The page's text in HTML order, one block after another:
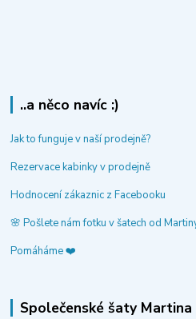
..a něco navíc :)
Jak to funguje v naší prodejně?
Rezervace kabinky v prodejně
Hodnocení zákaznic z Facebooku
🌸 Pošlete nám fotku v šatech od
Pomáháme ❤️
Společenské šaty Martina